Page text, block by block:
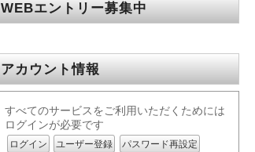
WEBエントリー募集中
アカウント情報
すべてのサービスをご利用いただくためには
ログインが必要です
ログイン ユーザー登録 パスワード再設定